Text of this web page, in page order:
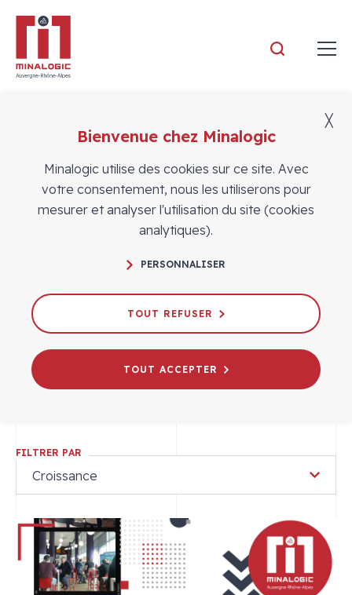
Actualités
et de ses adhérents
Les équipes expertes du pôle vous partagent les
actualités de l’écosystème, à travers une couverture
européenne.
Croissance
FILTRER PAR
catégorie
Croissance
Bienvenue chez Minalogic
Minalogic utilise des cookies sur ce site. Avec
votre consentement, nous les utiliserons pour
mesurer et analyser l'utilisation du site (cookies
analytiques).
PERSONNALISER
TOUT REFUSER
TOUT ACCEPTER
╳